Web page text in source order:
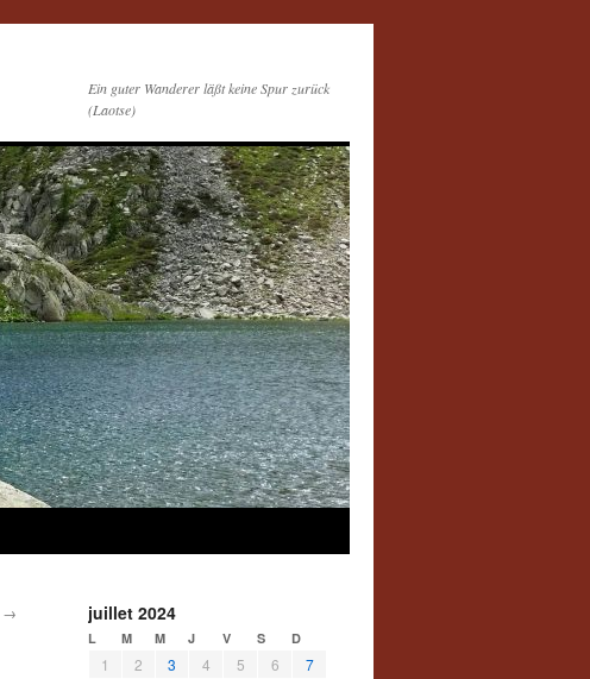
Ein guter Wanderer läßt keine Spur zurück
(Laotse)
→ juillet 2024
L M M J V S D
1 2 3 4 5 6
7